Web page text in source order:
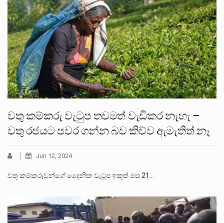
වතු කම්කරු වැටුප තවමත් වැඩිකර නැහැ –
වතු රජයට පවර ගන්න බව කිව්ව ඇමැතිත් නෑ
Jun 12, 2024
වතු කම්කරුවන්ගේ දෛනික වැටුප ඉකුත් මස 21…